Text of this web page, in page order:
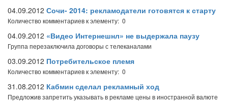
04.09.2012 Сочи- 2014: рекламодатели готовятся к старту
Количество комментариев к элементу: 0
04.09.2012 «Видео Интернешнл» не выдержала паузу
Группа перезаключила договоры с телеканалами
03.09.2012 Потребительское племя
Количество комментариев к элементу: 0
31.08.2012 Кабмин сделал рекламный ход
Предложив запретить указывать в рекламе цены в иностранной валюте